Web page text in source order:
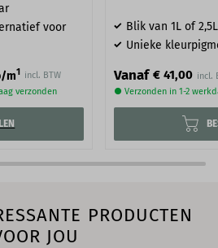
voor
m1
incl. BTW
verzonden
Blik van 1L of 2,5L
Unieke
Vanaf € 41,00
● Verzonden in 1-2
PRODUCTEN
JOU